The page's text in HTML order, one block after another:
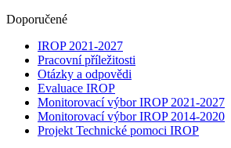
Doporučené
IROP 2021-2027
Pracovní příležitosti
Otázky a odpovědi
Evaluace IROP
Monitorovací výbor IROP 2021-2027
Monitorovací výbor IROP 2014-2020
Projekt Technické pomoci IROP